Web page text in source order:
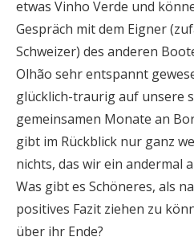
etwas Vinho Verde und
Gespräch mit dem Eigner
Schweizer) des anderen
Olhão sehr entspannt
glücklich-traurig auf unsere
gemeinsamen Monate an
gibt im Rückblick nur ganz
nichts, das wir ein andermal
Was gibt es Schöneres, als
positives Fazit ziehen zu
über ihr Ende?